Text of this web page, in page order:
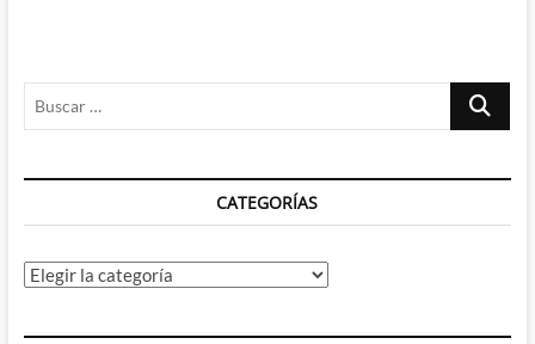
Buscar
CATEGORÍAS
Categorías